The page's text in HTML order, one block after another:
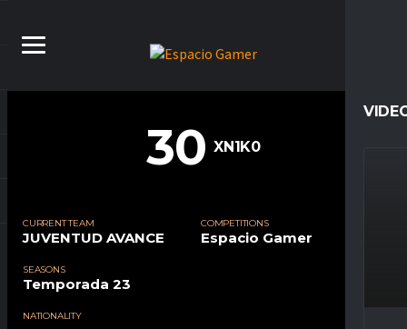
30 XN1K0
CURRENT TEAM
JUVENTUD AVANCE
COMPETITIONS
Espacio Gamer
SEASONS
Temporada 23
NATIONALITY